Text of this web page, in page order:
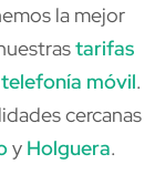
la mejor
tarifas
telefonía móvil.
cercanas
y Holguera.